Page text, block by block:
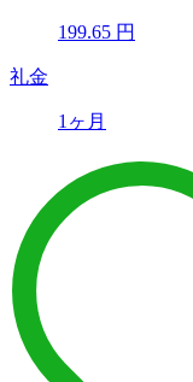
199.65 円
礼金
1ヶ月